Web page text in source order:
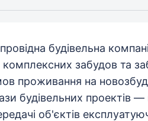
будівельна
забудов та
проживання на
будівельних проектів —
об'єктів